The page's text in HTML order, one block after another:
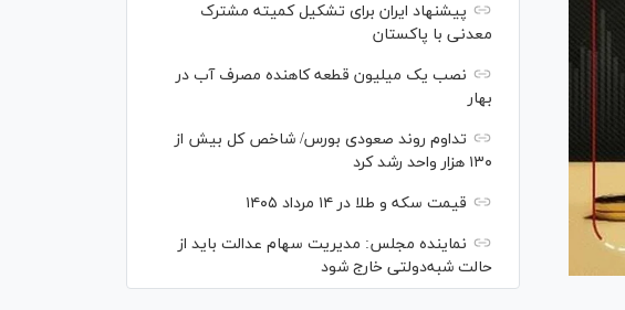
پیشنهاد ایران برای تشکیل کمیته مشترک
معدنی با پاکستان
نصب یک میلیون قطعه کاهنده مصرف آب در
بهار
تداوم روند صعودی بورس/ شاخص کل بیش از
۱۳۰ هزار واحد رشد کرد
قیمت سکه و طلا در ۱۴ مرداد ۱۴۰۵
نماینده مجلس: مدیریت سهام عدالت باید از
حالت شبه‌دولتی خارج شود